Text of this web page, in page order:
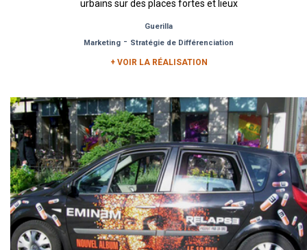
urbains sur des places fortes et lieux
Guerilla
Marketing - Stratégie de Différenciation
+ VOIR LA RÉALISATION